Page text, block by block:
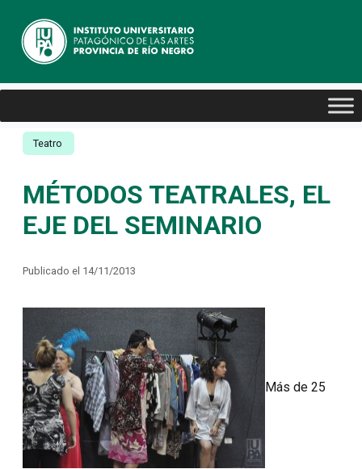
Teatro
MÉTODOS TEATRALES, EL
EJE DEL SEMINARIO
Publicado el 14/11/2013
Más de 25